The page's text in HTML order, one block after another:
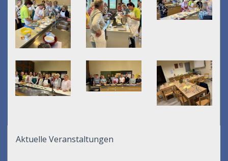
Aktuelle Veranstaltungen